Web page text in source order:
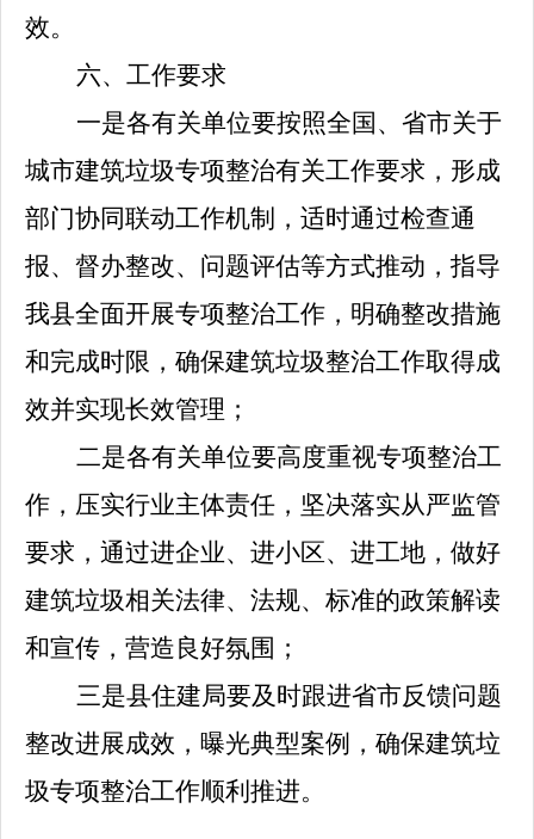
效。
六、工作要求
一是各有关单位要按照全国、省市关于
城市建筑垃圾专项整治有关工作要求，形成
部门协同联动工作机制，适时通过检查通
报、督办整改、问题评估等方式推动，指导
我县全面开展专项整治工作，明确整改措施
和完成时限，确保建筑垃圾整治工作取得成
效并实现长效管理；
二是各有关单位要高度重视专项整治工
作，压实行业主体责任，坚决落实从严监管
要求，通过进企业、进小区、进工地，做好
建筑垃圾相关法律、法规、标准的政策解读
和宣传，营造良好氛围；
三是县住建局要及时跟进省市反馈问题
整改进展成效，曝光典型案例，确保建筑垃
圾专项整治工作顺利推进。